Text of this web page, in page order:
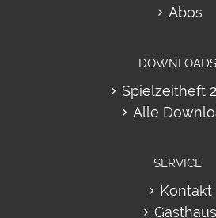
Abos
DOWNLOADS
Spielzeitheft
Alle
SERVICE
Kontakt
Gasthaus